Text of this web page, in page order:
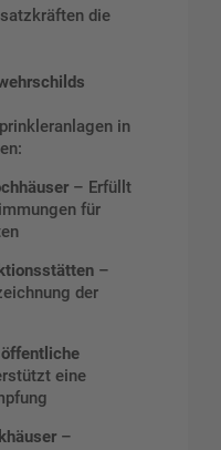
die
in
– Erfüllt
für
–
der
eine
–